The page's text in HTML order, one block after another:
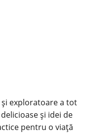
exploratoare a tot
și idei de
pentru o viață